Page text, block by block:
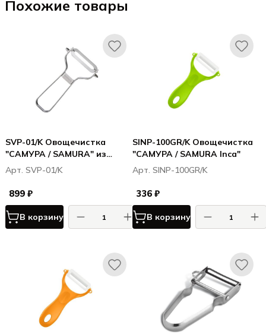
Похожие товары
SVP-01/K Овощечистка
"САМУРА / SAMURA" из
нерж. стали, лезвие прямое
Арт. SVP-01/K
899 ₽
В корзину
SINP-100GR/K Овощечистка
"САМУРА / SAMURA Inca"
Арт. SINP-100GR/K
336 ₽
В корзину